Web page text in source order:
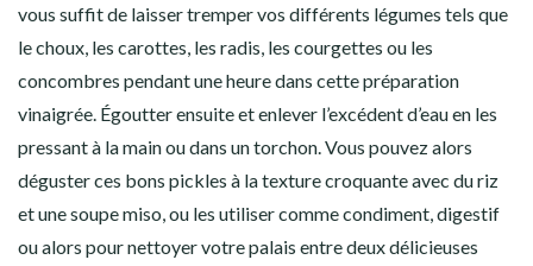
vous suffit de laisser tremper vos différents légumes tels que
le choux, les carottes, les radis, les courgettes ou les
concombres pendant une heure dans cette préparation
vinaigrée. Égoutter ensuite et enlever l’excédent d’eau en les
pressant à la main ou dans un torchon. Vous pouvez alors
déguster ces bons pickles à la texture croquante avec du riz
et une soupe miso, ou les utiliser comme condiment, digestif
ou alors pour nettoyer votre palais entre deux délicieuses